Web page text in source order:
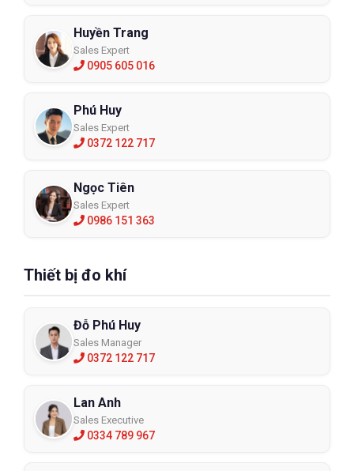
Huyền Trang
Sales Expert
0905 605 016
Phú Huy
Sales Expert
0372 122 717
Ngọc Tiên
Sales Expert
0986 151 363
Thiết bị đo khí
Đỗ Phú Huy
Sales Manager
0372 122 717
Lan Anh
Sales Executive
0334 789 967